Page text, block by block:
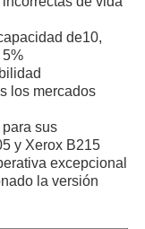
de10,
los mercados
sus
y Xerox B215
excepcional
la versión